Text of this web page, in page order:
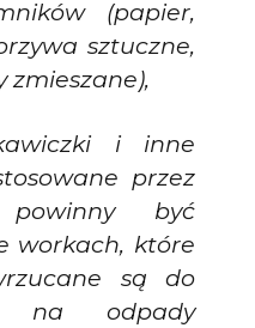
(papier,
sztuczne,
zmieszane),
i inne
przez
być
workach, które
są do
na odpady